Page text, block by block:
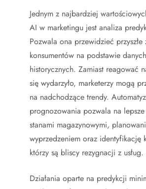
Jednym z najbardziej
AI w marketingu jest analiza
Pozwala ona przewidzieć przyszłe
konsumentów na podstawie danych
historycznych. Zamiast reagować
się wydarzyło, marketerzy mogą
na nadchodzące trendy.
prognozowania pozwala na
stanami magazynowymi,
wyprzedzeniem oraz identyfikację
którzy są bliscy rezygnacji z usług.
Działania oparte na predykcji